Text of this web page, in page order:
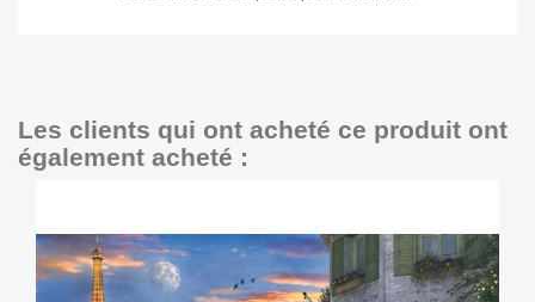
Les clients qui ont acheté ce produit ont
également acheté :